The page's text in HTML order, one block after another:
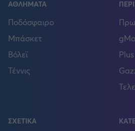
ΑΘΛΗΜΑΤΑ
Ποδόσφαιρο
Μπάσκετ
Βόλεϊ
Τέννις
Plus
ΣΧΕΤΙΚΑ